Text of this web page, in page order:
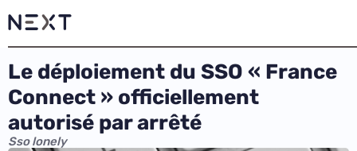
Le déploiement du SSO « France
Connect » officiellement
autorisé par arrêté
Sso lonely